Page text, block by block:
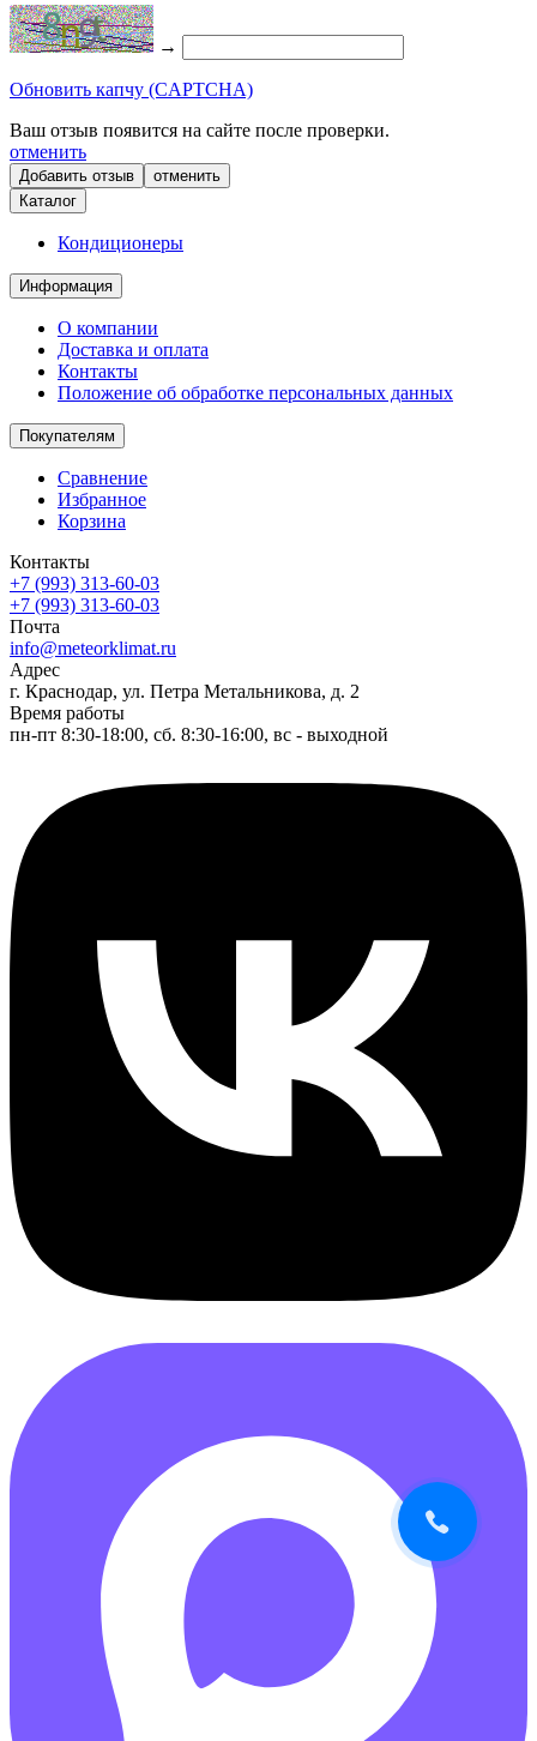
→
Обновить капчу (CAPTCHA)
Ваш отзыв появится на сайте после проверки.
отменить
отменить
Каталог
Кондиционеры
Информация
О компании
Доставка и оплата
Контакты
Положение об обработке персональных данных
Покупателям
Сравнение
Избранное
Корзина
Контакты
+7 (993) 313-60-03
+7 (993) 313-60-03
Почта
info@meteorklimat.ru
Адрес
г. Краснодар, ул. Петра Метальникова, д. 2
Время работы
пн-пт 8:30-18:00, сб. 8:30-16:00, вс - выходной